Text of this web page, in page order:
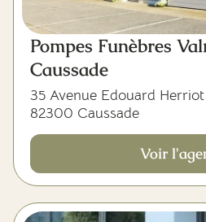
Pompes Funèbres
Caussade
35 Avenue Edouard Herriot
82300 Caussade
Voir